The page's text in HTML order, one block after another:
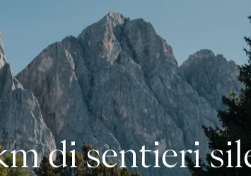
Autunno
Inverno
Blog
PANORAMICA DELLE ESPERIENZE
di sentieri